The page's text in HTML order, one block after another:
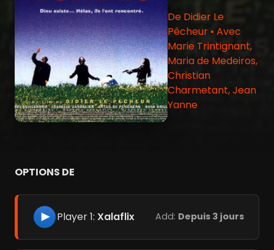
De Didier Le
Pêcheur • Avec
Marie Trintignant,
Maria de Medeiros,
Christian
Charmetant, Jean
Yanne
OPTIONS DE
Player 1: Xalaflix Add: Depuis 3 jours